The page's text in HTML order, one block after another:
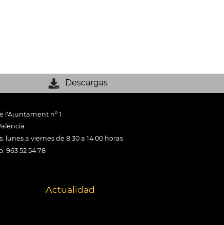
Descargas
l'Ajuntament nº 1
lunes a viernes de 8:30 a 14:00 horas
963 52 54 78
Actualidad